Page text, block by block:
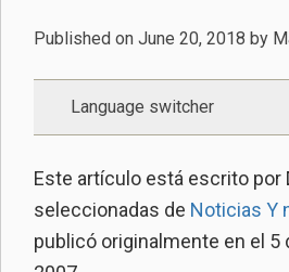
Published on June 20, 2018 by
Language switcher
Este artículo está escrito por
seleccionadas de Noticias Y
publicó originalmente en el 5